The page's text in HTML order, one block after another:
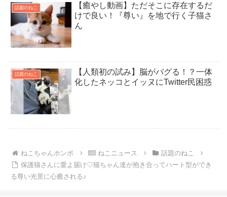
話題のねこ
【癒やし動画】ただそこに存在するだ
けで良い！『尊い』を地で行く子猫さ
ん
話題のねこ
【人類初の試み】脳がバグる！？一体
化したネッコとイッヌにTwitter民困惑
ねこちゃんホンポ ねこニュース
話題のねこ
保護猫さんに愛よ届け♡猫ちゃん達が抱き合ってハート型ができ
る尊い光景に心癒される♪